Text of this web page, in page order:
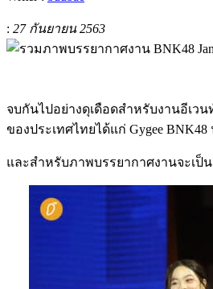
: 27 กันยายน 2563
จบกันไปอย่างดุเดือดสำหรับงานอีเวน
ของประเทศไทยได้แก่ Gygee BNK48
และสำหรับภาพบรรยากาศงานจะเป็